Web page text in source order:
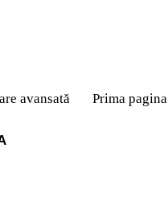
avansată Prima pagina